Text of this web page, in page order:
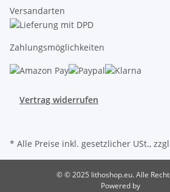
Versandarten
Zahlungsmöglichkeiten
Vertrag widerrufen
* Alle Preise inkl. gesetzlicher USt.,
© © 2025 lithoshop.eu. Alle
Powered by